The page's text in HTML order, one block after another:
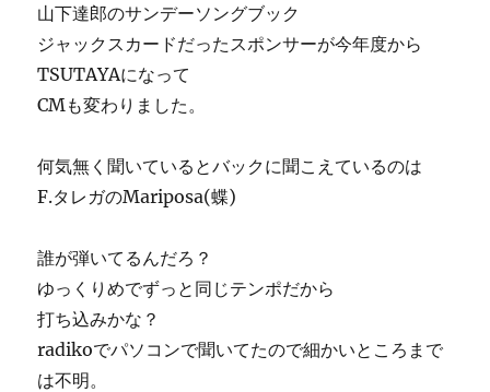
山下達郎のサンデーソングブック
ジャックスカードだったスポンサーが今年度から
TSUTAYAになって
CMも変わりました。
何気無く聞いているとバックに聞こえているのは
F.タレガのMariposa(蝶)
誰が弾いてるんだろ？
ゆっくりめでずっと同じテンポだから
打ち込みかな？
radikoでパソコンで聞いてたので細かいところまで
は不明。